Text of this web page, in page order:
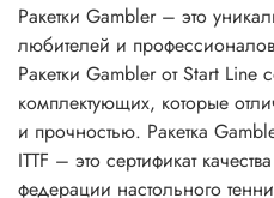
Ракетки Gambler – это
любителей и
Ракетки Gambler от Start
комплектующих, которые
и прочностью. Ракетка Gambler 6 STAR имеет сертификат
ITTF – это сертификат
федерации настольного